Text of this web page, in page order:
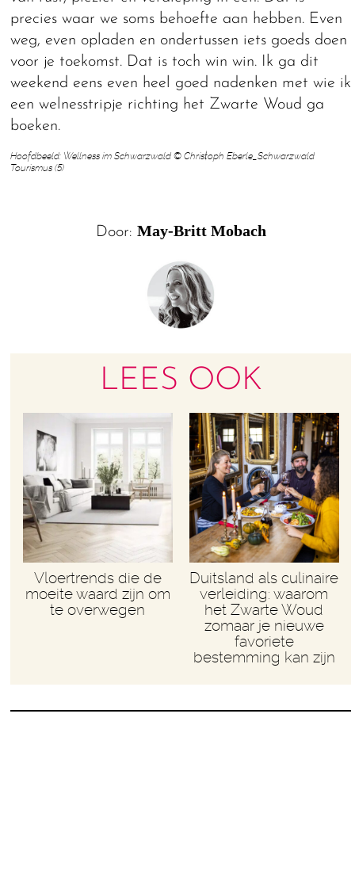
precies waar we soms behoefte aan hebben. Even
weg, even opladen en ondertussen iets goeds doen
voor je toekomst. Dat is toch win win. Ik ga dit
weekend eens even heel goed nadenken met wie ik
een welnesstripje richting het Zwarte Woud ga
boeken.
Hoofdbeeld: Wellness im Schwarzwald © Christoph Eberle_Schwarzwald
Tourismus (5)
Door: May-Britt Mobach
LEES OOK
Vloertrends die de
moeite waard zijn om
te overwegen
Duitsland als culinaire
verleiding: waarom
het Zwarte Woud
zomaar je nieuwe
favoriete
bestemming kan zijn